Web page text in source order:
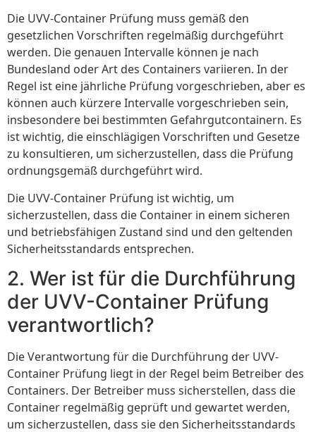
Die UVV-Container Prüfung muss gemäß den
gesetzlichen Vorschriften regelmäßig durchgeführt
werden. Die genauen Intervalle können je nach
Bundesland oder Art des Containers variieren. In der
Regel ist eine jährliche Prüfung vorgeschrieben, aber es
können auch kürzere Intervalle vorgeschrieben sein,
insbesondere bei bestimmten Gefahrgutcontainern. Es
ist wichtig, die einschlägigen Vorschriften und Gesetze
zu konsultieren, um sicherzustellen, dass die Prüfung
ordnungsgemäß durchgeführt wird.
Die UVV-Container Prüfung ist wichtig, um
sicherzustellen, dass die Container in einem sicheren
und betriebsfähigen Zustand sind und den geltenden
Sicherheitsstandards entsprechen.
2. Wer ist für die Durchführung
der UVV-Container Prüfung
verantwortlich?
Die Verantwortung für die Durchführung der UVV-
Container Prüfung liegt in der Regel beim Betreiber des
Containers. Der Betreiber muss sicherstellen, dass die
Container regelmäßig geprüft und gewartet werden,
um sicherzustellen, dass sie den Sicherheitsstandards